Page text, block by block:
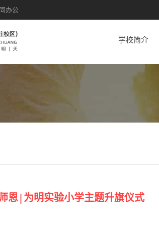
办公
学校简介
恩|为明实验小学主题升旗仪式